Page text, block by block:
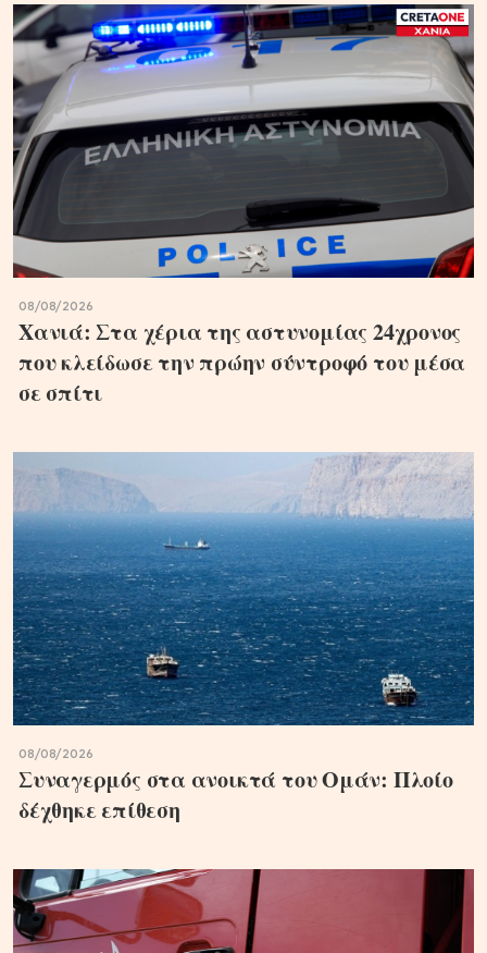
08/08/2026
Χανιά: Στα χέρια της αστυνομίας 24χρονος
που κλείδωσε την πρώην σύντροφό του μέσα
σε σπίτι
08/08/2026
Συναγερμός στα ανοικτά του Ομάν: Πλοίο
δέχθηκε επίθεση